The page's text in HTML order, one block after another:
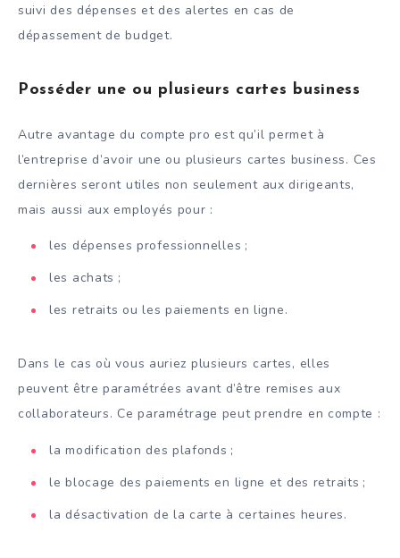
suivi des dépenses et des alertes en cas de
dépassement de budget.
Posséder une ou plusieurs cartes business
Autre avantage du compte pro est qu’il permet à
l’entreprise d’avoir une ou plusieurs cartes business. Ces
dernières seront utiles non seulement aux dirigeants,
mais aussi aux employés pour :
les dépenses professionnelles ;
les achats ;
les retraits ou les paiements en ligne.
Dans le cas où vous auriez plusieurs cartes, elles
peuvent être paramétrées avant d’être remises aux
collaborateurs. Ce paramétrage peut prendre en compte :
la modification des plafonds ;
le blocage des paiements en ligne et des retraits ;
la désactivation de la carte à certaines heures.